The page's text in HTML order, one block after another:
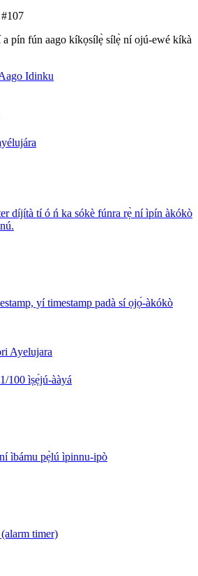
107
pín fún aago kíkọsílẹ̀ sílẹ̀ ní ojú-ewé kíkà
Idinku
díjítà tí ó ń ka sókè fúnra rẹ̀ ní ìpín àkókò
yí timestamp padà sí ọjọ́-àkókò
Ayelujara
100 ìṣẹ́jú-ààyá
ìbámu pẹ̀lú ìpinnu-ipò
timer)